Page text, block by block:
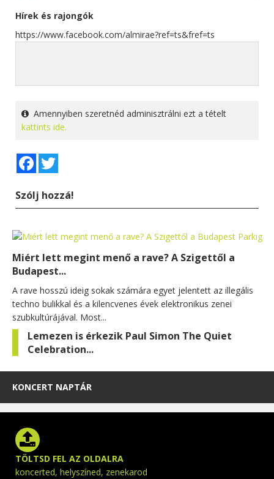
Hírek és rajongók
https://www.facebook.com/almirae?ref=ts&fref=ts
Amennyiben szeretnéd adminisztrálni ezt a tételt
kattints ide.
Facebook
Szólj hozzá!
Miért lett megint menő a rave? A Szigettől a
Budapest...
A rave hosszú ideig sokak számára egyet jelentett az illegális
techno bulikkal és a kilencvenes évek elektronikus zenei
szubkultúrájával. Most...
Lemezen is érkezik Paul Simon The Quiet
Celebration...
KONCERT NAPTÁR
TÖLTSD FEL AZ OLDALRA
koncerted, helyszíned, zenekarod